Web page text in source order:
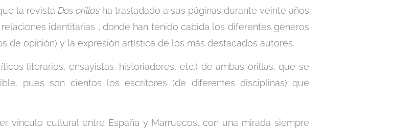
la revista Dos orillas ha trasladado a sus páginas durante veinte años
identitarias , donde han tenido cabida los diferentes géneros
de opinión) y la expresión artística de los más destacados autores.
literarios, ensayistas, historiadores, etc.) de ambas orillas, que se
pues son cientos los escritores (de diferentes disciplinas) que
vínculo cultural entre España y Marruecos, con una mirada siempre